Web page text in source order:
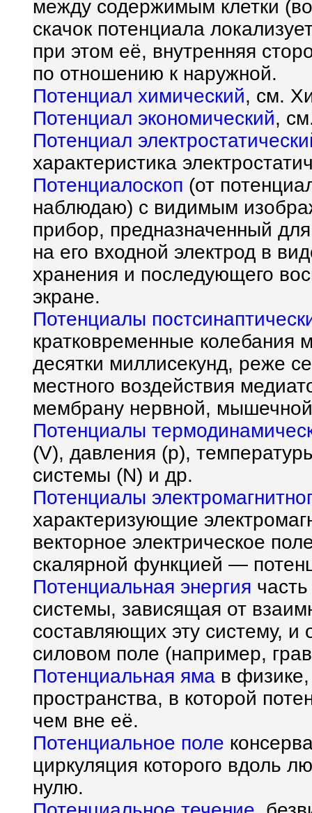
между содержимым клетки
скачок потенциала
при этом её, внутренняя
по отношению к наружной.
Потенциал химический, см.
Потенциал экономический,
Потенциал
характеристика
Потенциалоскоп (от
наблюдаю) с видимым
прибор, предназначенный
на его входной электрод в
хранения и последующего
экране.
Потенциалы
кратковременные колебания
десятки миллисекунд, реже
местного воздействия
мембрану нервной,
Потенциалы
(V), давления (р),
системы (N) и др.
Потенциалы
характеризующие
векторное электрическое
скалярной функцией —
Потенциальная энергия
системы, зависящая от
составляющих эту систему,
силовом поле (например,
Потенциальная яма в
пространства, в которой
чем вне её.
Потенциальное поле
циркуляция которого вдоль
нулю.